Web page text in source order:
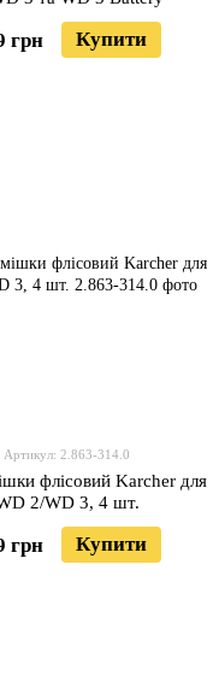
грн Купити
Артикул: 2.863-314.0
флісовий Karcher для
2/WD 3, 4 шт.
грн Купити